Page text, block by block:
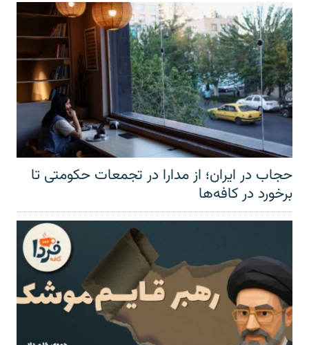
حجاب در ایران؛ از مدارا در تجمعات حکومتی تا
برخورد در کافه‌ها